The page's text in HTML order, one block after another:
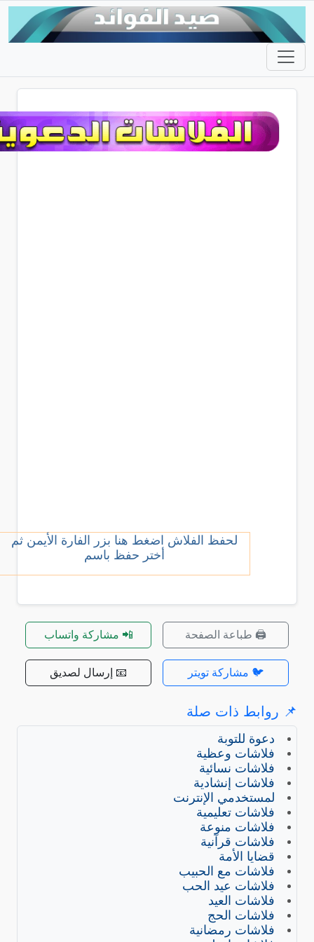
لحفظ الفلاش اضغط هنا بزر الفارة الأيمن ثم
أختر حفظ باسم
🖨️ طباعة الصفحة 📲 مشاركة واتساب
🐦 مشاركة تويتر 📧 إرسال لصديق
ذات صلة
دعوة للتوبة
فلاشات وعظية
فلاشات نسائية
فلاشات إنشادية
لمستخدمي الإنترنت
فلاشات تعليمية
فلاشات منوعة
فلاشات قرآنية
قضايا الأمة
فلاشات مع الحبيب
فلاشات عيد الحب
فلاشات العيد
فلاشات الحج
فلاشات رمضانية